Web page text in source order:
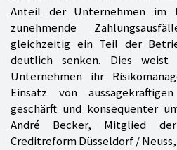
Anteil der Unternehmen im
zunehmende
gleichzeitig ein Teil der
deutlich senken. Dies
Unternehmen ihr
Einsatz von
geschärft und konsequenter
André Becker, Mitglied
Creditreform Düsseldorf /